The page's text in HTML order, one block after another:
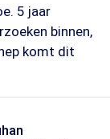
5 jaar
binnen,
komt dit